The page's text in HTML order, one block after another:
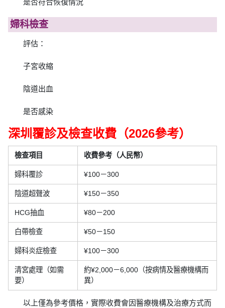
婦科檢查
評估：
子宮收縮
陰道出血
是否感染
深圳覆診及檢查收費（2026參考）
檢查項目 收費參考（人民幣）
婦科覆診 ¥100－300
陰道超聲波 ¥150－350
HCG抽血 ¥80－200
白帶檢查 ¥50－150
婦科炎症檢查 ¥100－300
清宮處理（如需
要）
約¥2,000－6,000（按病情及醫療機構而
異）
以上僅為參考價格，實際收費會因醫療機構及治療方式而